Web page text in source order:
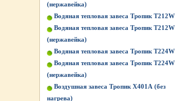
(нержавейка)
Водяная тепловая завеса Тропик Т212W
Водяная тепловая завеса Тропик Т212W
(нержавейка)
Водяная тепловая завеса Тропик Т224W
Водяная тепловая завеса Тропик Т224W
(нержавейка)
Воздушная завеса Тропик X401А (без
нагрева)